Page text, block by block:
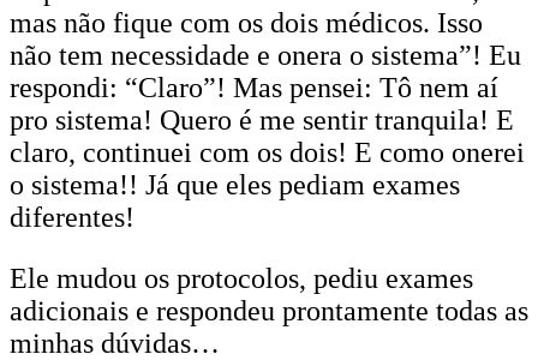
mas não fique com os dois médicos. Isso
não tem necessidade e onera o sistema”! Eu
respondi: “Claro”! Mas pensei: Tô nem aí
pro sistema! Quero é me sentir tranquila! E
claro, continuei com os dois! E como onerei
o sistema!! Já que eles pediam exames
diferentes!
Ele mudou os protocolos, pediu exames
adicionais e respondeu prontamente todas as
minhas dúvidas…